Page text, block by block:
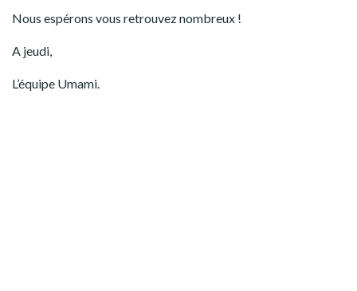
Nous espérons vous retrouvez nombreux !
A jeudi,
L’équipe Umami.